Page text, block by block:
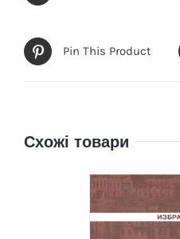
Pin This Product
Схожі товари